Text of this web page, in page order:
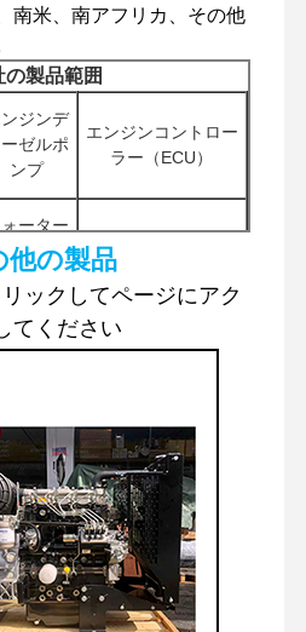
南米、南アフリカ、その他
の製品範囲
ジンデ
ーゼルポ
ンプ
エンジンコントロー
ラー（ECU）
ーター
ポンプ
インジェクター
他のエ
ンアク
サリー
掘削機油圧ポンプ
リ
ー
他の製品
ックしてページにアク
てください